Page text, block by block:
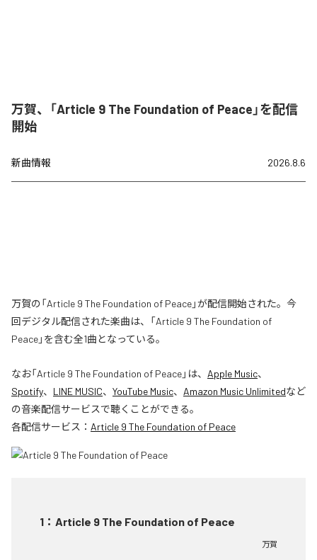
万賀、「Article 9 The Foundation of Peace」を配信
開始
新曲情報 2026.8.6
万賀の「Article 9 The Foundation of Peace」が配信開始された。今
回デジタル配信された楽曲は、「Article 9 The Foundation of
Peace」を含む全1曲となっている。
なお「Article 9 The Foundation of Peace」は、 Apple Music、
Spotify、 LINE MUSIC、 YouTube Music、 Amazon Music Unlimitedなど
の音楽配信サービスで聴くことができる。
各配信サービス： Article 9 The Foundation of Peace
1 ： Article 9 The Foundation of Peace
万賀